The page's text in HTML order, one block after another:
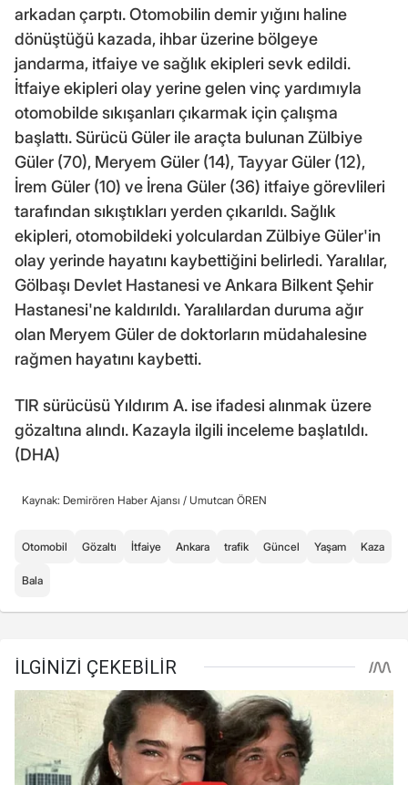
arkadan çarptı. Otomobilin demir yığını haline
dönüştüğü kazada, ihbar üzerine bölgeye
jandarma, itfaiye ve sağlık ekipleri sevk edildi.
İtfaiye ekipleri olay yerine gelen vinç yardımıyla
otomobilde sıkışanları çıkarmak için çalışma
başlattı. Sürücü Güler ile araçta bulunan Zülbiye
Güler (70), Meryem Güler (14), Tayyar Güler (12),
İrem Güler (10) ve İrena Güler (36) itfaiye görevlileri
tarafından sıkıştıkları yerden çıkarıldı. Sağlık
ekipleri, otomobildeki yolculardan Zülbiye Güler'in
olay yerinde hayatını kaybettiğini belirledi. Yaralılar,
Gölbaşı Devlet Hastanesi ve Ankara Bilkent Şehir
Hastanesi'ne kaldırıldı. Yaralılardan duruma ağır
olan Meryem Güler de doktorların müdahalesine
rağmen hayatını kaybetti.
TIR sürücüsü Yıldırım A. ise ifadesi alınmak üzere
gözaltına alındı. Kazayla ilgili inceleme başlatıldı.
(DHA)
Kaynak: Demirören Haber Ajansı / Umutcan ÖREN
Otomobil Gözaltı İtfaiye Ankara trafik Güncel Yaşam Kaza
Bala